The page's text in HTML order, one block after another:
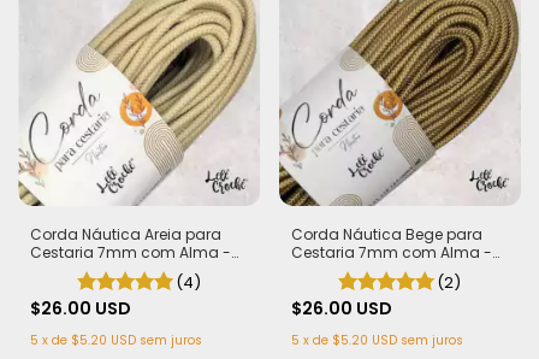
Corda Náutica Areia para
Cestaria 7mm com Alma -
Firme, Leve e Estruturada | 50
metros
(4)
$26.00 USD
5 x de $5.20 USD sem juros
Corda Náutica Bege para
Cestaria 7mm com Alma -
Firme, Leve e Estruturada | 50
metros
(2)
$26.00 USD
5 x de $5.20 USD sem juros